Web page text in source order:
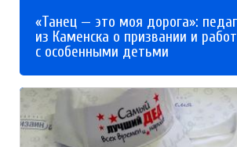
«Танец — это моя дорога»:
из Каменска о призвании и
с особенными детьми